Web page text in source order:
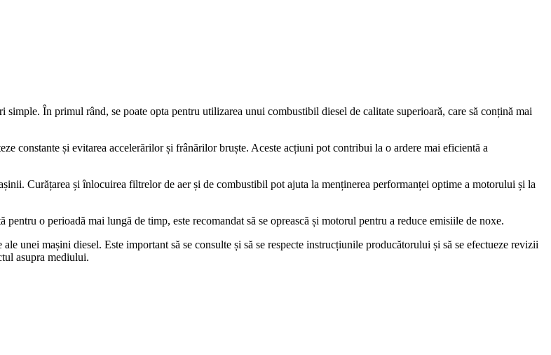
În primul rând, se poate opta pentru utilizarea unui combustibil diesel de calitate superioară, care să conțină mai
constante și evitarea accelerărilor și frânărilor bruște. Aceste acțiuni pot contribui la o ardere mai eficientă a
Curățarea și înlocuirea filtrelor de aer și de combustibil pot ajuta la menținerea performanței optime a motorului și la
o perioadă mai lungă de timp, este recomandat să se oprească și motorul pentru a reduce emisiile de noxe.
unei mașini diesel. Este important să se consulte și să se respecte instrucțiunile producătorului și să se efectueze revizii
asupra mediului.